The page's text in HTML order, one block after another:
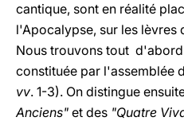
cantique, sont en réalité
l'Apocalypse, sur les lèvres
Nous trouvons tout
constituée par l'assemblée
vv. 1-3). On distingue
Anciens" et des "Quatre